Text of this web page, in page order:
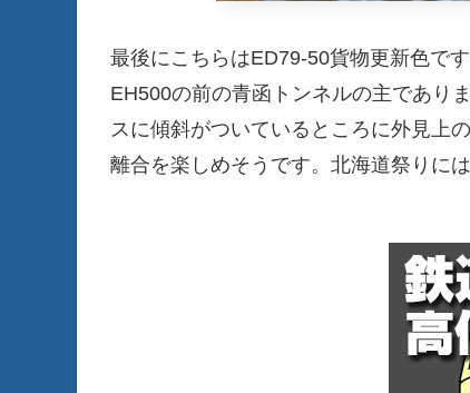
最後にこちらはED79-50貨物更新色です
EH500の前の青函トンネルの主であり
スに傾斜がついているところに外見上
離合を楽しめそうです。北海道祭りに